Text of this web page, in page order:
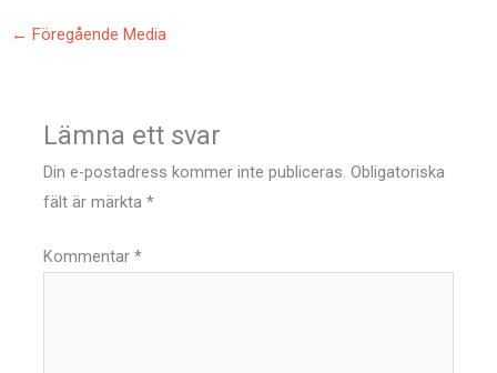
← Föregående Media
Lämna ett svar
Din e-postadress kommer inte publiceras. Obligatoriska
fält är märkta*
Kommentar*